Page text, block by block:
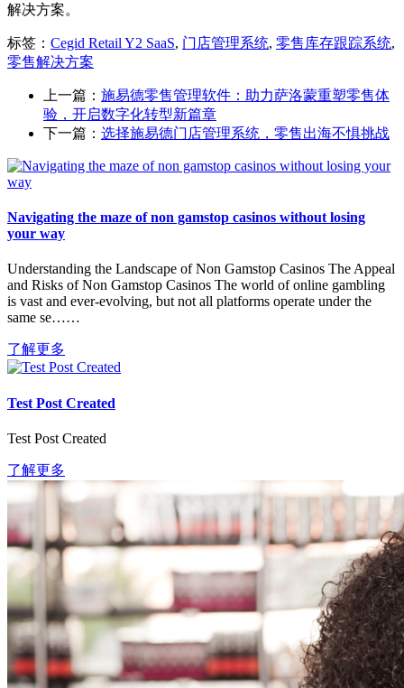
解决方案。
标签： Cegid Retail Y2 SaaS, 门店管理系统, 零售库存跟踪系统,
零售解决方案
上一篇： 施易德零售管理软件：助力萨洛蒙重塑零售体
验，开启数字化转型新篇章
下一篇： 选择施易德门店管理系统，零售出海不惧挑战
Navigating the maze of non gamstop casinos without losing
your way
Understanding the Landscape of Non Gamstop Casinos The Appeal
and Risks of Non Gamstop Casinos The world of online gambling
is vast and ever-evolving, but not all platforms operate under the
same se……
了解更多
Test Post Created
Test Post Created
了解更多